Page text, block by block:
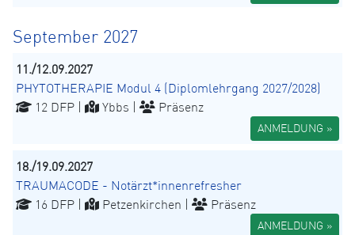
September 2027
11./12.09.2027
PHYTOTHERAPIE Modul 4 (Diplomlehrgang 2027/2028)
12 DFP |
Ybbs | Präsenz
ANMELDUNG »
18./19.09.2027
TRAUMACODE - Notärzt*innenrefresher
16 DFP |
Petzenkirchen | Präsenz
ANMELDUNG »